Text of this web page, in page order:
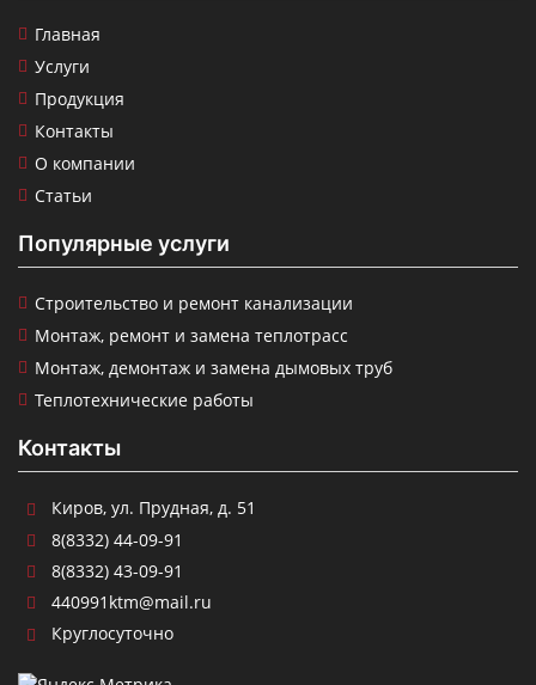
Главная
Услуги
Продукция
Контакты
О компании
Статьи
Популярные услуги
Строительство и ремонт канализации
Монтаж, ремонт и замена теплотрасс
Монтаж, демонтаж и замена дымовых труб
Теплотехнические работы
Контакты
Киров, ул. Прудная, д. 51
8(8332) 44-09-91
8(8332) 43-09-91
440991ktm@mail.ru
Круглосуточно